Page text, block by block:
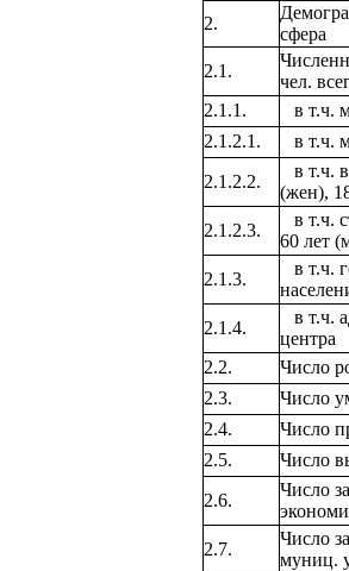
2.
сфера
2.1.
чел.
2.1.1.
в т.ч.
2.1.2.1.
в т.ч.
2.1.2.2.
в т.ч.
(жен),
2.1.2.3.
в т.ч.
60 лет
2.1.3.
в т.ч.
2.1.4.
в т.ч.
центра
2.2.
Число
2.3.
Число
2.4.
Число
2.5.
Число
2.6.
Число
2.7.
Число
муниц.